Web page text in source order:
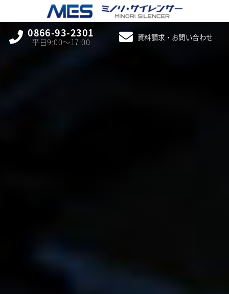
0866-93-2301
平日9:00〜17:00 資料請求・お問い合わせ